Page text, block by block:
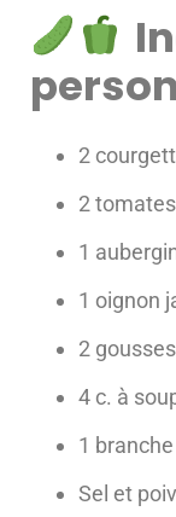
2
2
1
1 oignon
2 gousses
4 c. à
1
Sel et